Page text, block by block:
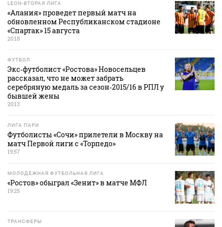
LEON-ВТОРАЯ ЛИГА
«Алания» проведет первый матч на
обновленном Республиканском стадионе
«Спартак» 15 августа
20:18
ФУТБОЛ
Экс‑футболист «Ростова» Новосельцев
рассказал, что не может забрать
серебряную медаль за сезон‑2015/16 в РПЛ у
бывшей жены
20:13
ЛИГА ПАРИ
Футболисты «Сочи» прилетели в Москву на
матч Первой лиги с «Торпедо»
19:57
МОЛОДЕЖНАЯ ФУТБОЛЬНАЯ ЛИГА
«Ростов» обыграл «Зенит» в матче МФЛ
19:25
ТРАНСФЕРЫ